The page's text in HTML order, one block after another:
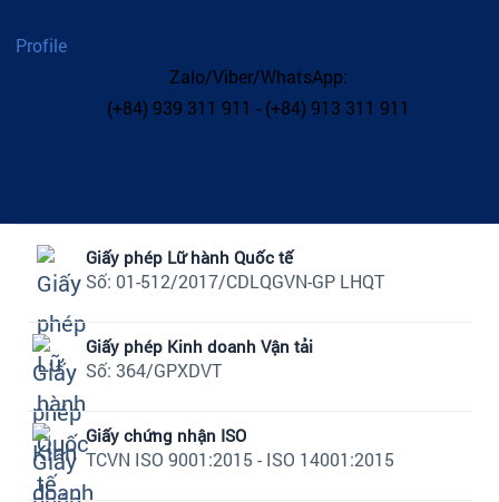
Profile
Zalo/Viber/WhatsApp:
(+84) 939 311 911 - (+84) 913 311 911
Giấy phép Lữ hành Quốc tế
Số: 01-512/2017/CDLQGVN-GP LHQT
Giấy phép Kinh doanh Vận tải
Số: 364/GPXDVT
Giấy chứng nhận ISO
TCVN ISO 9001:2015 - ISO 14001:2015